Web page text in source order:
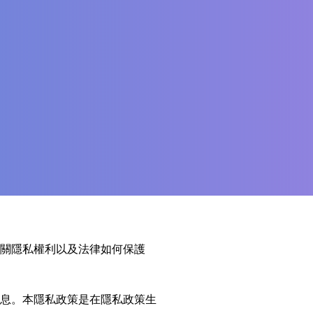
隱私權利以及法律如何保護
。本隱私政策是在隱私政策生